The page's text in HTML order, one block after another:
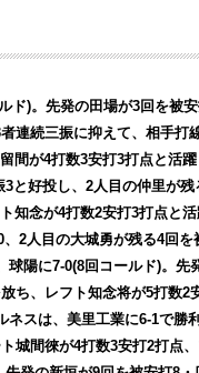
ド)。先発の田場が3回を被
連続三振に抑えて、相手打
間が4打数3安打3打点と活
と好投し、2人目の仲里が
知念が4打数2安打3打点と
2人目の大城勇が残る4回
陽に7-0(8回コールド)。
ち、レフト知念将が5打数
スは、美里工業に6-1で勝
城間徠が4打数3安打2打点